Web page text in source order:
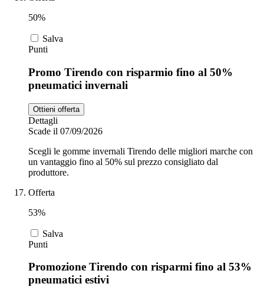
50%
Salva
Punti
Promo Tirendo con risparmio fino al 50%
pneumatici invernali
Ottieni offerta
Dettagli
Scade il 07/09/2026
Scegli le gomme invernali Tirendo delle migliori marche con
un vantaggio fino al 50% sul prezzo consigliato dal
produttore.
Offerta
53%
Salva
Punti
Promozione Tirendo con risparmi fino al 53%
pneumatici estivi